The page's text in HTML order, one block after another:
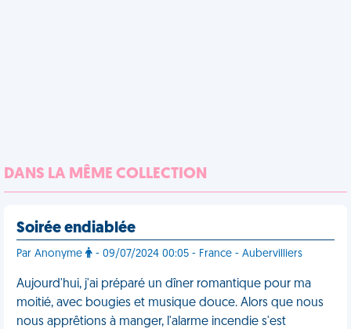
DANS LA MÊME COLLECTION
Soirée endiablée
Par Anonyme - 09/07/2024 00:05 - France - Aubervilliers
Aujourd'hui, j'ai préparé un dîner romantique pour ma
moitié, avec bougies et musique douce. Alors que nous
nous apprêtions à manger, l'alarme incendie s'est